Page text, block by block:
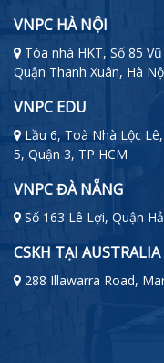
VNPC HÀ NỘI
Tòa nhà HKT, Số 85
Quận Thanh Xuân, Hà
VNPC EDU
Lầu 6, Toà Nhà Lộc
5, Quận 3, TP HCM
VNPC ĐÀ NẴNG
Số 163 Lê Lợi, Quận
CSKH TẠI AUSTRALIA
288 Illawarra Road,